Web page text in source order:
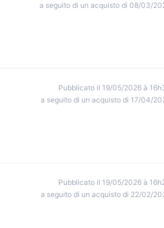
a seguito di un acquisto di 08/03/
Pubblicato il 19/05/2026 à
a seguito di un acquisto di 17/04/
Pubblicato il 19/05/2026 à
a seguito di un acquisto di 22/02/